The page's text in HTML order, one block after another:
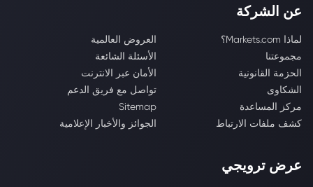
عن الشركة
لماذا Markets.com؟
العروض العالمية
مجموعتنا
الأسئلة الشائعة
الحزمة القانونية
الأمان عبر الانترنت
الشكاوى
تواصل مع فريق الدعم
مركز المساعدة
Sitemap
كشف ملفات الارتباط
الجوائز والأخبار الإعلامية
عرض ترويجي